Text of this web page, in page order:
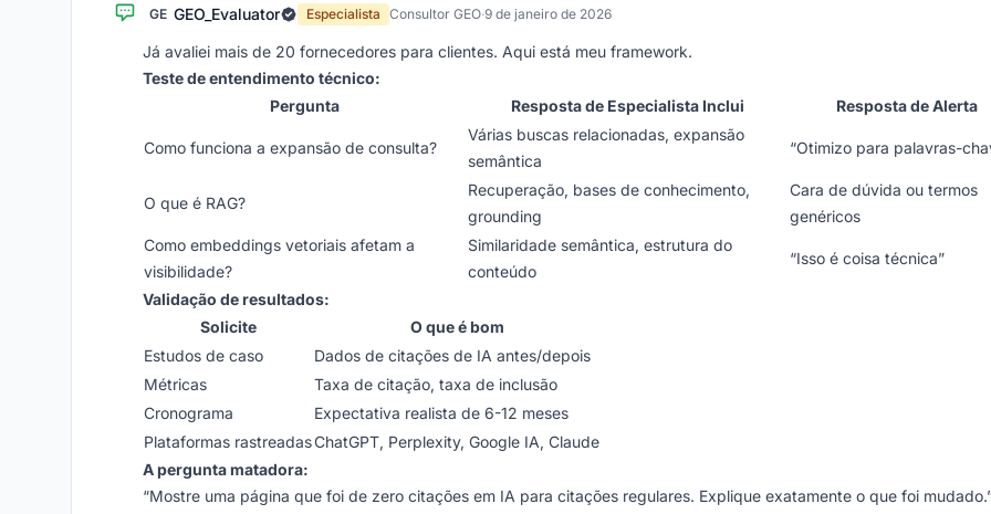
GE GEO_Evaluator Especialista Consultor GEO·9 de janeiro de 2026
Já avaliei mais de 20 fornecedores para clientes. Aqui está meu framework.
Teste de entendimento técnico:
Pergunta
Resposta de Especialista Inclui Resposta de Alerta
Como funciona a expansão de consulta?
Várias buscas relacionadas, expansão
semântica
“Otimizo para palavras-
O que é RAG?
Recuperação, bases de conhecimento,
grounding
Cara de dúvida ou termos
genéricos
Como embeddings vetoriais afetam a
visibilidade?
Similaridade semântica, estrutura do
conteúdo
“Isso é coisa técnica”
Validação de resultados:
Solicite
O que é bom
Estudos de caso
Dados de citações de IA antes/depois
Métricas
Taxa de citação, taxa de inclusão
Cronograma
Expectativa realista de 6-12 meses
Plataformas rastreadasChatGPT, Perplexity, Google IA, Claude
A pergunta matadora:
“Mostre uma página que foi de zero citações em IA para citações regulares. Explique exatamente o que foi